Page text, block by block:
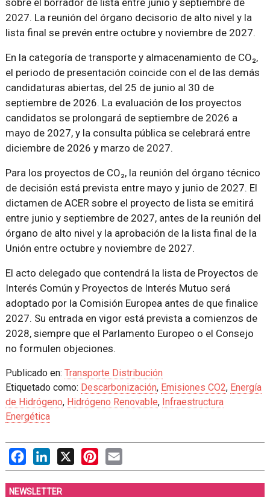
2027. La reunión del órgano decisorio de alto nivel y la
lista final se prevén entre octubre y noviembre de 2027.
En la categoría de transporte y almacenamiento de CO₂,
el periodo de presentación coincide con el de las demás
candidaturas abiertas, del 25 de junio al 30 de
septiembre de 2026. La evaluación de los proyectos
candidatos se prolongará de septiembre de 2026 a
mayo de 2027, y la consulta pública se celebrará entre
diciembre de 2026 y marzo de 2027.
Para los proyectos de CO₂, la reunión del órgano técnico
de decisión está prevista entre mayo y junio de 2027. El
dictamen de ACER sobre el proyecto de lista se emitirá
entre junio y septiembre de 2027, antes de la reunión del
órgano de alto nivel y la aprobación de la lista final de la
Unión entre octubre y noviembre de 2027.
El acto delegado que contendrá la lista de Proyectos de
Interés Común y Proyectos de Interés Mutuo será
adoptado por la Comisión Europea antes de que finalice
2027. Su entrada en vigor está prevista a comienzos de
2028, siempre que el Parlamento Europeo o el Consejo
no formulen objeciones.
Publicado en: Transporte Distribución
Etiquetado como: Descarbonización, Emisiones CO2, Energía
de Hidrógeno, Hidrógeno Renovable, Infraestructura
Energética
FacebookLinkedIn
X PinterestEmail
NEWSLETTER